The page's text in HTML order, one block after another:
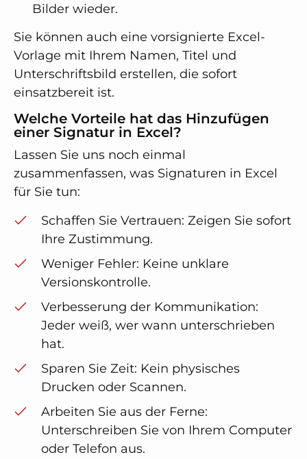
Bilder wieder.
Sie können auch eine vorsignierte Excel-
Vorlage mit Ihrem Namen, Titel und
Unterschriftsbild erstellen, die sofort
einsatzbereit ist.
Welche Vorteile hat das Hinzufügen
einer Signatur in Excel?
Lassen Sie uns noch einmal
zusammenfassen, was Signaturen in Excel
für Sie tun:
Schaffen Sie Vertrauen: Zeigen Sie sofort
Ihre Zustimmung.
Weniger Fehler: Keine unklare
Versionskontrolle.
Verbesserung der Kommunikation:
Jeder weiß, wer wann unterschrieben
hat.
Sparen Sie Zeit: Kein physisches
Drucken oder Scannen.
Arbeiten Sie aus der Ferne:
Unterschreiben Sie von Ihrem Computer
oder Telefon aus.